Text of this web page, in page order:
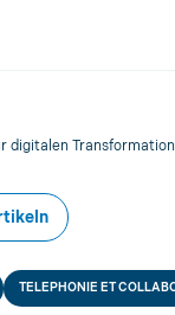
digitalen Transformation
TELEPHONIE ET